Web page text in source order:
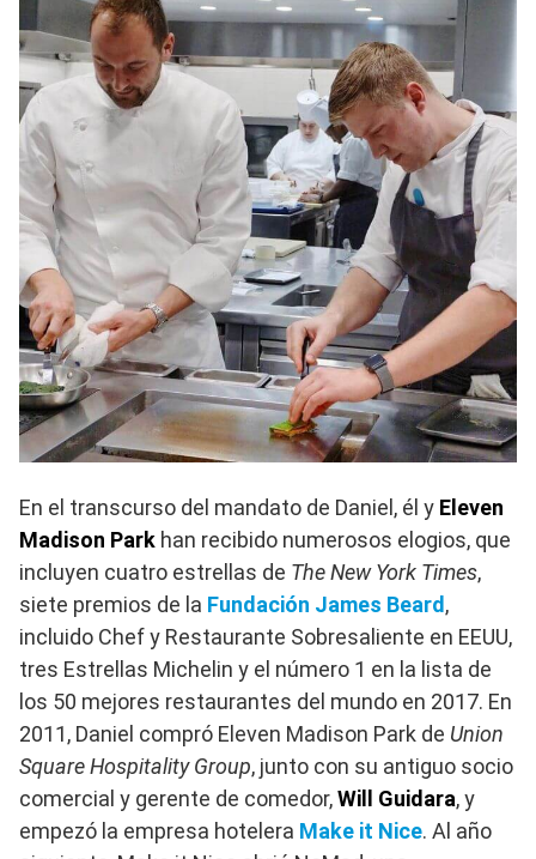
En el transcurso del mandato de Daniel, él y Eleven
Madison Park han recibido numerosos elogios, que
incluyen cuatro estrellas de The New York Times,
siete premios de la Fundación James Beard,
incluido Chef y Restaurante Sobresaliente en EEUU,
tres Estrellas Michelin y el número 1 en la lista de
los 50 mejores restaurantes del mundo en 2017. En
2011, Daniel compró Eleven Madison Park de Union
Square Hospitality Group, junto con su antiguo socio
comercial y gerente de comedor,Will Guidara, y
empezó la empresa hotelera Make it Nice. Al año